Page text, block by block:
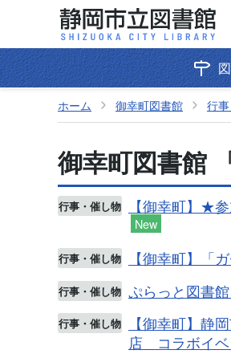
ホーム 御幸町図書館 行
御幸町図書館
行事・催し物 【御幸町】★
New
行事・催し物 【御幸町】「
行事・催し物 ぷらっと図書
行事・催し物
【御幸町】静
店 コラボイ